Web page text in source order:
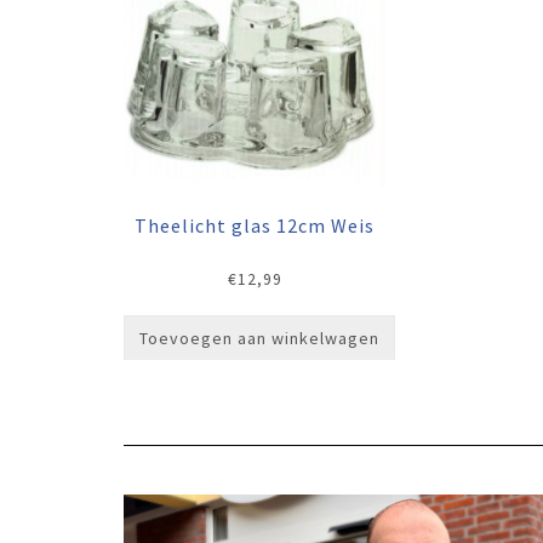
Theelicht glas 12cm Weis
€12,99
Toevoegen aan winkelwagen